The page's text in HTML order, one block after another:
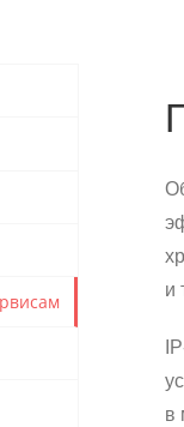
и
в